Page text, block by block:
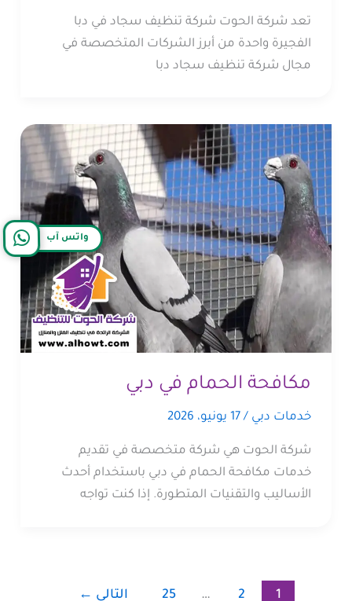
تعد شركة الحوت شركة تنظيف سجاد في دبا
الفجيرة واحدة من أبرز الشركات المتخصصة في
مجال شركة تنظيف سجاد دبا
مكافحة الحمام في دبي
خدمات دبي /17 يونيو، 2026
شركة الحوت هي شركة متخصصة في تقديم
خدمات مكافحة الحمام في دبي باستخدام أحدث
الأساليب والتقنيات المتطورة. إذا كنت تواجه
1
2
…
25 التالي ←
واتس آب